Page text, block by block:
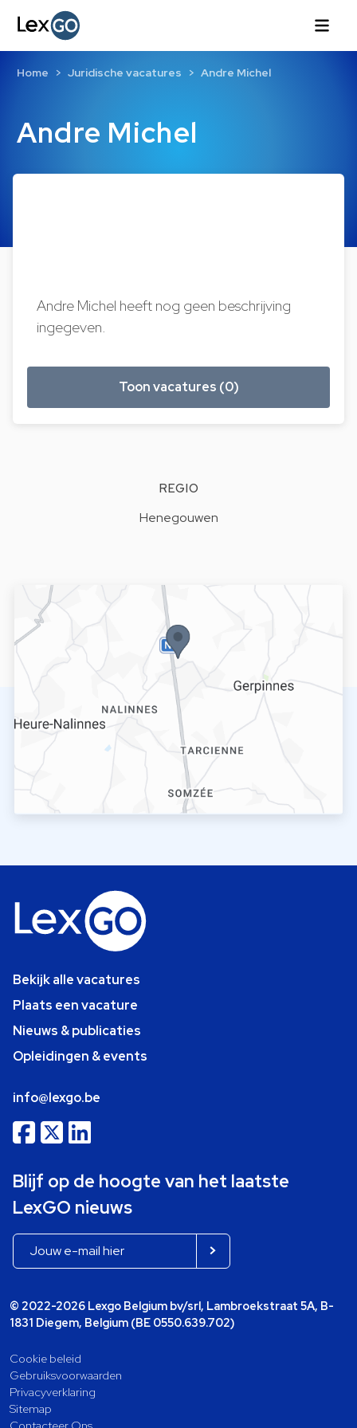
Andre Michel
Home Juridische vacatures Andre Michel
Andre Michel heeft nog geen beschrijving
ingegeven.
Toon vacatures (0)
REGIO
Henegouwen
Bekijk alle vacatures
Plaats een vacature
Nieuws & publicaties
Opleidingen & events
info@lexgo.be
Blijf op de hoogte van het laatste
LexGO nieuws
© 2022-2026 Lexgo Belgium bv/srl, Lambroekstraat 5A, B-
1831 Diegem, Belgium (BE 0550.639.702)
Cookie beleid
Gebruiksvoorwaarden
Privacyverklaring
Sitemap